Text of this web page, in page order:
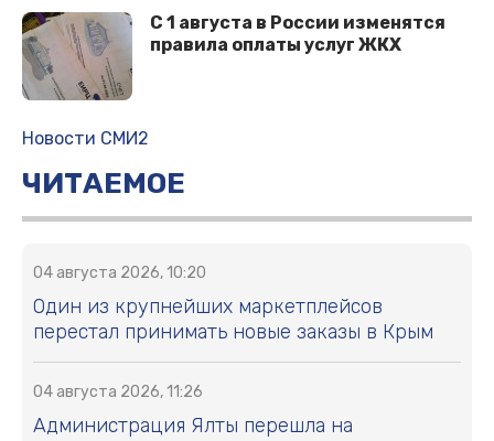
С 1 августа в России изменятся
правила оплаты услуг ЖКХ
Новости СМИ2
ЧИТАЕМОЕ
04 августа 2026, 10:20
Один из крупнейших маркетплейсов
перестал принимать новые заказы в Крым
04 августа 2026, 11:26
Администрация Ялты перешла на